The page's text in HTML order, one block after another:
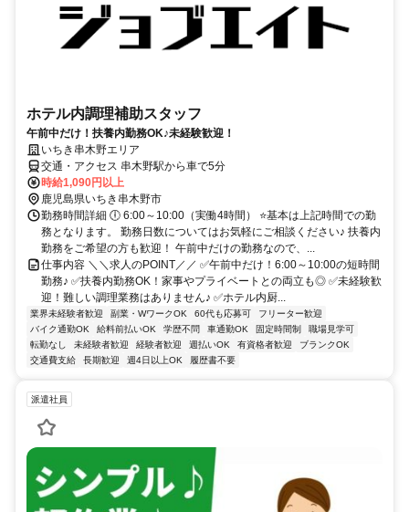
ホテル内調理補助スタッフ
午前中だけ！扶養内勤務OK♪未経験歓迎！
いちき串木野エリア
交通・アクセス 串木野駅から車で5分
時給1,090円以上
鹿児島県いちき串木野市
勤務時間詳細 🕕 6:00～10:00（実働4時間） ⭐基本は上記時間での勤
務となります。 勤務日数についてはお気軽にご相談ください♪ 扶養内
勤務をご希望の方も歓迎！ 午前中だけの勤務なので、...
仕事内容 ＼＼求人のPOINT／／ ✅午前中だけ！6:00～10:00の短時間
勤務♪ ✅扶養内勤務OK！家事やプライベートとの両立も◎ ✅未経験歓
迎！難しい調理業務はありません♪ ✅ホテル内厨...
業界未経験者歓迎 副業・WワークOK 60代も応募可
フリーター歓迎
バイク通勤OK
給料前払いOK 学歴不問 車通勤OK 固定時間制
職場見学可
転勤なし
未経験者歓迎 経験者歓迎 週払いOK 有資格者歓迎
ブランクOK
交通費支給
長期歓迎 週4日以上OK 履歴書不要
派遣社員